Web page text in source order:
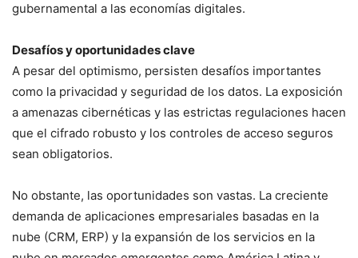
gubernamental a las economías digitales.
Desafíos y oportunidades clave
A pesar del optimismo, persisten desafíos importantes
como la privacidad y seguridad de los datos. La exposición
a amenazas cibernéticas y las estrictas regulaciones hacen
que el cifrado robusto y los controles de acceso seguros
sean obligatorios.
No obstante, las oportunidades son vastas. La creciente
demanda de aplicaciones empresariales basadas en la
nube (CRM, ERP) y la expansión de los servicios en la